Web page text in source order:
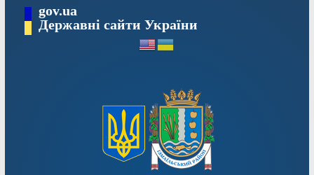
вмісту
gov.ua
Державні сайти України